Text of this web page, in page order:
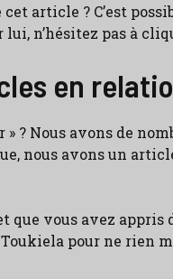
cet article ? C’est
n’hésitez pas à
en
? Nous avons de
nous avons un
que vous avez
pour ne rien